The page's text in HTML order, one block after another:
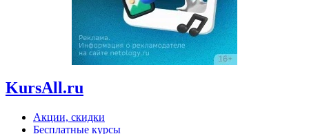
KursAll.ru
Акции, скидки
Бесплатные курсы